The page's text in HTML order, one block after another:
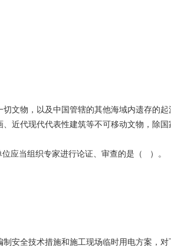
文物，以及中国管辖的其他海域内遗存的
近代现代代表性建筑等不可移动文物，除国
应当组织专家进行论证、审查的是（ ）。
安全技术措施和施工现场临时用电方案，